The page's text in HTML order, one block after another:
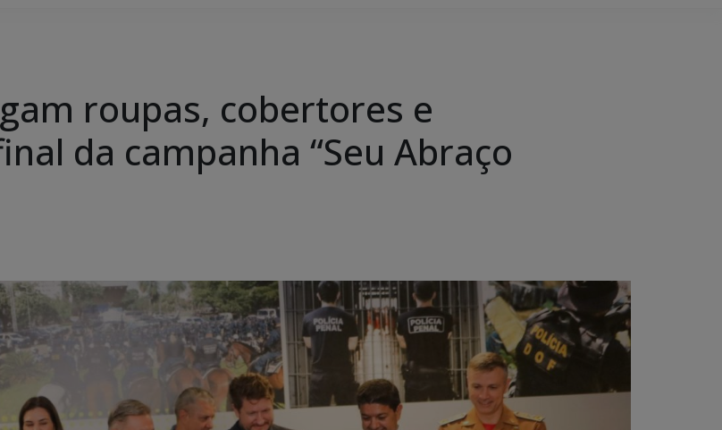
roupas, cobertores e
da campanha “Seu Abraço